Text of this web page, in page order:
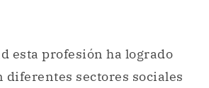
esta profesión ha logrado
sectores sociales